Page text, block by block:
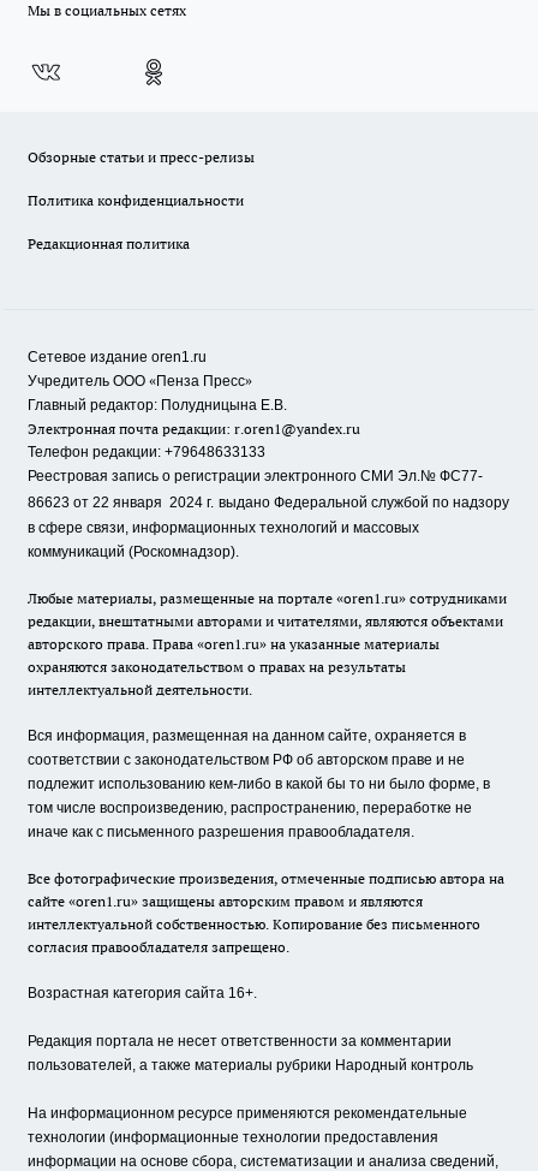
Мы в социальных сетях
Обзорные статьи и пресс-релизы
Политика конфиденциальности
Редакционная политика
Сетевое издание oren1.ru
Учредитель ООО «Пенза Пресс»
Главный редактор: Полудницына Е.В.
Электронная почта редакции: r.oren1@yandex.ru
Телефон редакции: +79648633133
Реестровая запись о регистрации электронного СМИ Эл.№ ФС77-
86623 от 22 января 2024 г. выдано Федеральной службой по надзору
в сфере связи, информационных технологий и массовых
коммуникаций (Роскомнадзор).
Любые материалы, размещенные на портале «oren1.ru» сотрудниками
редакции, внештатными авторами и читателями, являются объектами
авторского права. Права «oren1.ru» на указанные материалы
охраняются законодательством о правах на результаты
интеллектуальной деятельности.
Вся информация, размещенная на данном сайте, охраняется в
соответствии с законодательством РФ об авторском праве и не
подлежит использованию кем-либо в какой бы то ни было форме, в
том числе воспроизведению, распространению, переработке не
иначе как с письменного разрешения правообладателя.
Все фотографические произведения, отмеченные подписью автора на
сайте «oren1.ru» защищены авторским правом и являются
интеллектуальной собственностью. Копирование без письменного
согласия правообладателя запрещено.
Возрастная категория сайта 16+.
Редакция портала не несет ответственности за комментарии
пользователей, а также материалы рубрики Народный контроль
На информационном ресурсе применяются рекомендательные
технологии (информационные технологии предоставления
информации на основе сбора, систематизации и анализа сведений,